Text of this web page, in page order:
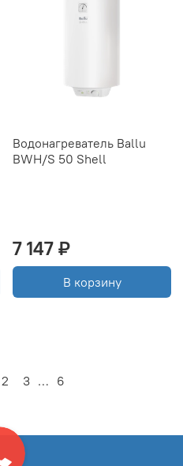
Водонагреватель Ballu
BWH/S 50 Shell
7 147 ₽
В корзину
2 3 … 6